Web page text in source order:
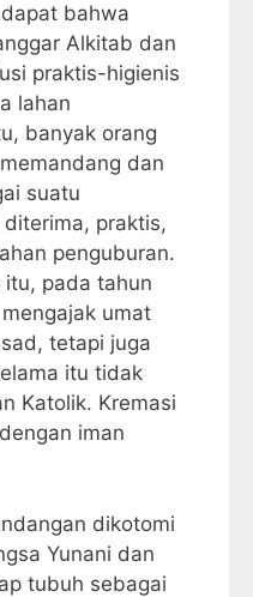
bahwa
Alkitab dan
praktis-higienis
lahan
banyak orang
dan
suatu
praktis,
penguburan.
itu, pada tahun
umat
tetapi juga
itu tidak
Katolik. Kremasi
iman
dikotomi
Yunani dan
tubuh sebagai